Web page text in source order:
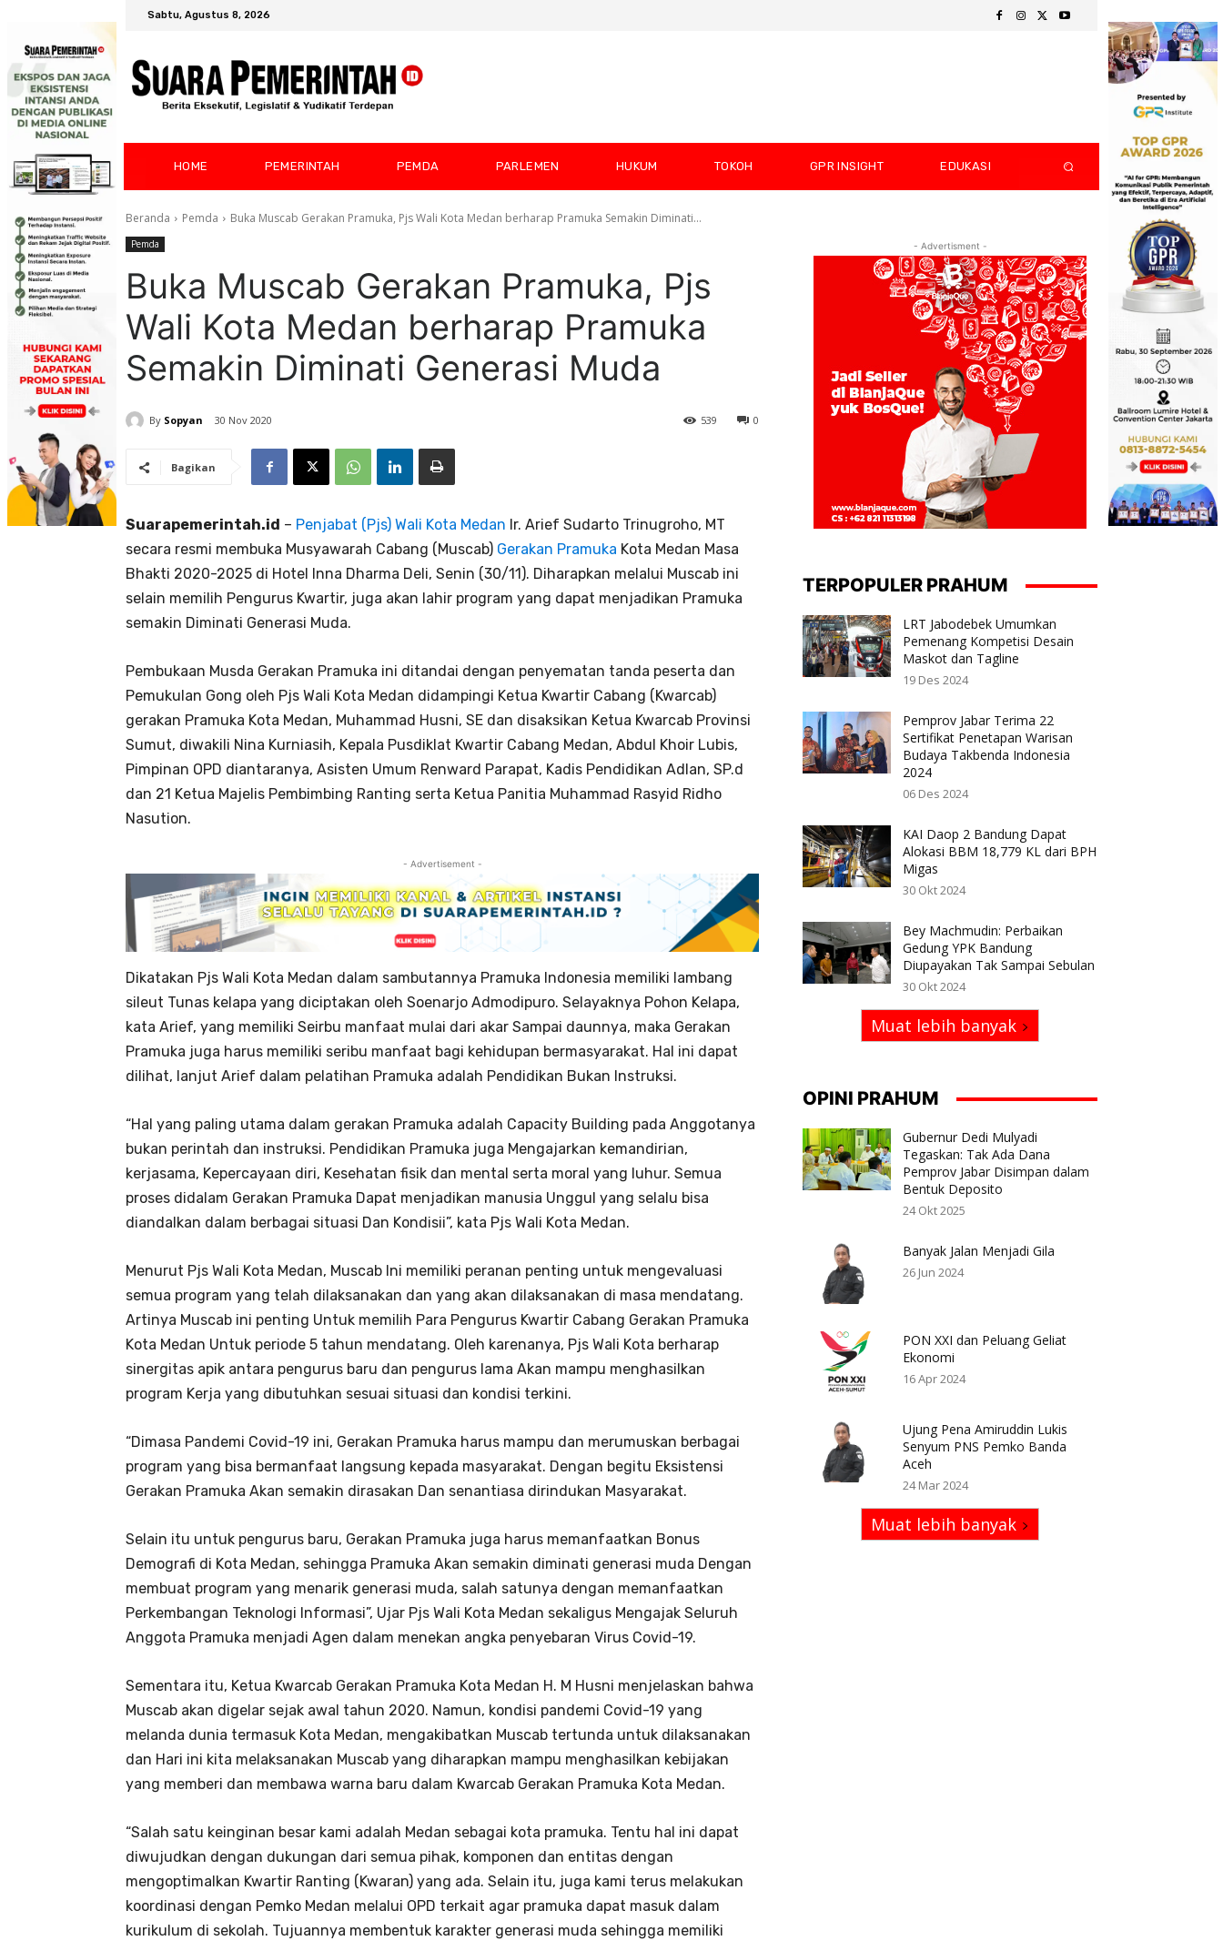
Sabtu, Agustus 8, 2026
HOME PEMERINTAH PEMDA PARLEMEN HUKUM TOKOH GPR INSIGHT EDUKASI
Beranda Pemda Buka Muscab Gerakan Pramuka, Pjs Wali Kota Medan berharap Pramuka Semakin Diminati...
Pemda
Buka Muscab Gerakan Pramuka, Pjs
Wali Kota Medan berharap Pramuka
Semakin Diminati Generasi Muda
By Sopyan 30 Nov 2020 0
539
Bagikan
Suarapemerintah.id – Penjabat (Pjs) Wali Kota Medan Ir. Arief Sudarto Trinugroho, MT
secara resmi membuka Musyawarah Cabang (Muscab) Gerakan Pramuka Kota Medan Masa
Bhakti 2020-2025 di Hotel Inna Dharma Deli, Senin (30/11). Diharapkan melalui Muscab ini
selain memilih Pengurus Kwartir, juga akan lahir program yang dapat menjadikan Pramuka
semakin Diminati Generasi Muda.
Pembukaan Musda Gerakan Pramuka ini ditandai dengan penyematan tanda peserta dan
Pemukulan Gong oleh Pjs Wali Kota Medan didampingi Ketua Kwartir Cabang (Kwarcab)
gerakan Pramuka Kota Medan, Muhammad Husni, SE dan disaksikan Ketua Kwarcab Provinsi
Sumut, diwakili Nina Kurniasih, Kepala Pusdiklat Kwartir Cabang Medan, Abdul Khoir Lubis,
Pimpinan OPD diantaranya, Asisten Umum Renward Parapat, Kadis Pendidikan Adlan, SP.d
dan 21 Ketua Majelis Pembimbing Ranting serta Ketua Panitia Muhammad Rasyid Ridho
Nasution.
- Advertisement -
Dikatakan Pjs Wali Kota Medan dalam sambutannya Pramuka Indonesia memiliki lambang
sileut Tunas kelapa yang diciptakan oleh Soenarjo Admodipuro. Selayaknya Pohon Kelapa,
kata Arief, yang memiliki Seirbu manfaat mulai dari akar Sampai daunnya, maka Gerakan
Pramuka juga harus memiliki seribu manfaat bagi kehidupan bermasyarakat. Hal ini dapat
dilihat, lanjut Arief dalam pelatihan Pramuka adalah Pendidikan Bukan Instruksi.
“Hal yang paling utama dalam gerakan Pramuka adalah Capacity Building pada Anggotanya
bukan perintah dan instruksi. Pendidikan Pramuka juga Mengajarkan kemandirian,
kerjasama, Kepercayaan diri, Kesehatan fisik dan mental serta moral yang luhur. Semua
proses didalam Gerakan Pramuka Dapat menjadikan manusia Unggul yang selalu bisa
diandalkan dalam berbagai situasi Dan Kondisii”, kata Pjs Wali Kota Medan.
Menurut Pjs Wali Kota Medan, Muscab Ini memiliki peranan penting untuk mengevaluasi
semua program yang telah dilaksanakan dan yang akan dilaksanakan di masa mendatang.
Artinya Muscab ini penting Untuk memilih Para Pengurus Kwartir Cabang Gerakan Pramuka
Kota Medan Untuk periode 5 tahun mendatang. Oleh karenanya, Pjs Wali Kota berharap
sinergitas apik antara pengurus baru dan pengurus lama Akan mampu menghasilkan
program Kerja yang dibutuhkan sesuai situasi dan kondisi terkini.
“Dimasa Pandemi Covid-19 ini, Gerakan Pramuka harus mampu dan merumuskan berbagai
program yang bisa bermanfaat langsung kepada masyarakat. Dengan begitu Eksistensi
Gerakan Pramuka Akan semakin dirasakan Dan senantiasa dirindukan Masyarakat.
Selain itu untuk pengurus baru, Gerakan Pramuka juga harus memanfaatkan Bonus
Demografi di Kota Medan, sehingga Pramuka Akan semakin diminati generasi muda Dengan
membuat program yang menarik generasi muda, salah satunya dengan memanfaatkan
Perkembangan Teknologi Informasi”, Ujar Pjs Wali Kota Medan sekaligus Mengajak Seluruh
Anggota Pramuka menjadi Agen dalam menekan angka penyebaran Virus Covid-19.
Sementara itu, Ketua Kwarcab Gerakan Pramuka Kota Medan H. M Husni menjelaskan bahwa
Muscab akan digelar sejak awal tahun 2020. Namun, kondisi pandemi Covid-19 yang
melanda dunia termasuk Kota Medan, mengakibatkan Muscab tertunda untuk dilaksanakan
dan Hari ini kita melaksanakan Muscab yang diharapkan mampu menghasilkan kebijakan
yang memberi dan membawa warna baru dalam Kwarcab Gerakan Pramuka Kota Medan.
“Salah satu keinginan besar kami adalah Medan sebagai kota pramuka. Tentu hal ini dapat
diwujudkan dengan dukungan dari semua pihak, komponen dan entitas dengan
mengoptimalkan Kwartir Ranting (Kwaran) yang ada. Selain itu, juga kami terus melakukan
koordinasi dengan Pemko Medan melalui OPD terkait agar pramuka dapat masuk dalam
kurikulum di sekolah. Tujuannya membentuk karakter generasi muda sehingga memiliki
- Advertisment -
TERPOPULER PRAHUM
LRT Jabodebek Umumkan
Pemenang Kompetisi Desain
Maskot dan Tagline
19 Des 2024
Pemprov Jabar Terima 22
Sertifikat Penetapan Warisan
Budaya Takbenda Indonesia
2024
06 Des 2024
KAI Daop 2 Bandung Dapat
Alokasi BBM 18,779 KL dari BPH
Migas
30 Okt 2024
Bey Machmudin: Perbaikan
Gedung YPK Bandung
Diupayakan Tak Sampai Sebulan
30 Okt 2024
Muat lebih banyak
OPINI PRAHUM
Gubernur Dedi Mulyadi
Tegaskan: Tak Ada Dana
Pemprov Jabar Disimpan dalam
Bentuk Deposito
24 Okt 2025
Banyak Jalan Menjadi Gila
26 Jun 2024
PON XXI dan Peluang Geliat
Ekonomi
16 Apr 2024
Ujung Pena Amiruddin Lukis
Senyum PNS Pemko Banda
Aceh
24 Mar 2024
Muat lebih banyak